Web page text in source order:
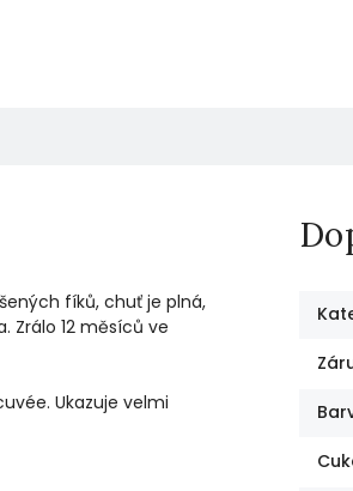
fíků, chuť je plná,
Zrálo 12 měsíců ve
Ukazuje velmi